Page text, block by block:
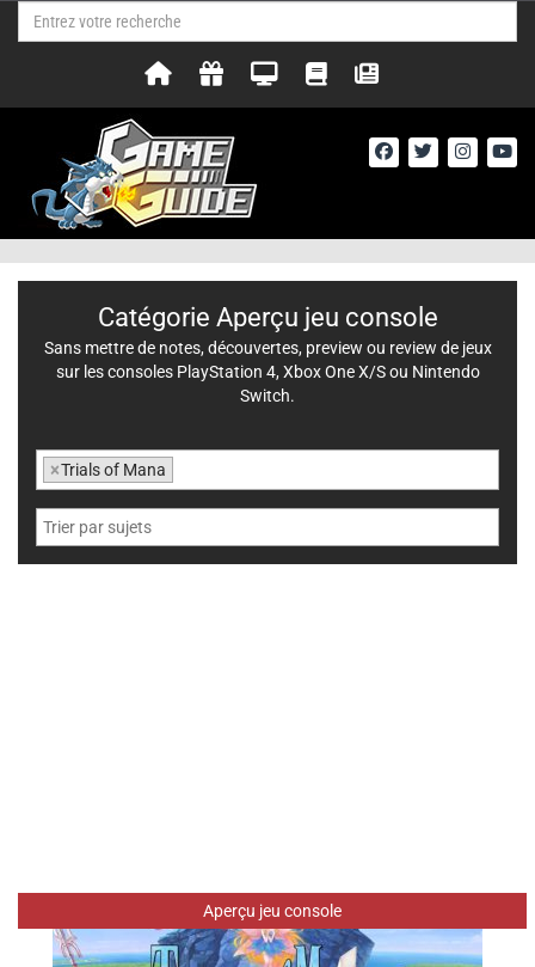
Aperçu jeu console
Catégorie Aperçu jeu console
Sans mettre de notes, découvertes, preview ou review de jeux
sur les consoles PlayStation 4, Xbox One X/S ou Nintendo
Switch.
×Trials of Mana